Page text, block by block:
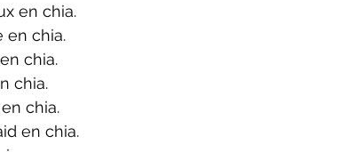
en chia.
en chia.
chia.
chia.
chia.
en chia.